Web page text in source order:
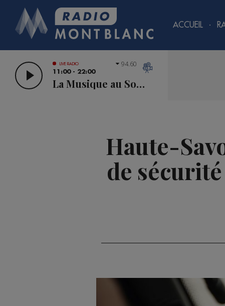
ACCUEIL
LIVE RADIO
11:00 - 22:00
La Musique au Sommet
94.60
Haute-
de